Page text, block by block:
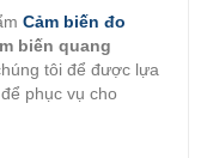
Cảm biến đo
biến quang
tôi để được lựa
phục vụ cho